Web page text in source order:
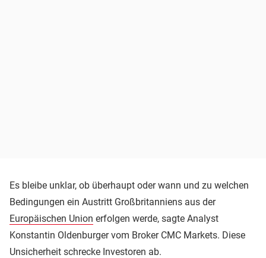
Es bleibe unklar, ob überhaupt oder wann und zu welchen
Bedingungen ein Austritt Großbritanniens aus der
Europäischen Union erfolgen werde, sagte Analyst
Konstantin Oldenburger vom Broker CMC Markets. Diese
Unsicherheit schrecke Investoren ab.